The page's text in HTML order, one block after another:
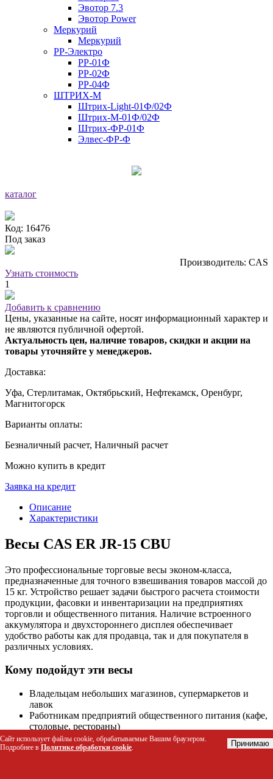
Эвотор 7.3
Эвотор Power
Меркурий
Меркурий
РР-Электро
РР-01Ф
РР-02Ф
РР-04Ф
ШТРИХ-М
Штрих-Light-01Ф/02Ф
Штрих-М-01Ф/02Ф
Штрих-ФР-01Ф
Элвес-ФР-Ф
каталог
Код: 16476
Под заказ
Производитель: CAS
Узнать стоимость
1
Добавить к сравнению
Цены, указанные на сайте, носят информационный характер и
не являются публичной офертой.
Актуальность цен, наличие товаров, скидки и акции на
товары уточняйте у менеджеров.
Доставка:
Уфа, Стерлитамак, Октябрьский, Нефтекамск, Оренбург,
Магнитогорск
Варианты оплаты:
Безналичный расчет, Наличный расчет
Можно купить в кредит
Заявка на кредит
Описание
Характеристики
Весы CAS ER JR-15 CBU
Это профессиональные торговые весы эконом-класса,
предназначенные для точного взвешивания товаров массой до
15 кг. Устройство решает задачи быстрого расчета стоимости
продукции, фасовки и инвентаризации на предприятиях
торговли и общественного питания. Наличие встроенного
аккумулятора и двухстороннего дисплея обеспечивает
удобство работы как для продавца, так и для покупателя в
различных условиях.
Кому подойдут эти весы
Владельцам небольших магазинов, супермаркетов и
лавок
Работникам предприятий общественного питания (кафе,
столовые, рестораны)
Сотрудникам складов и производственных цехов для
фасовки сырья
Сайт использует файлы cookie, обрабатываемые Вашим браузером.
Подробнее в Политике обработки cookie. Принимаю